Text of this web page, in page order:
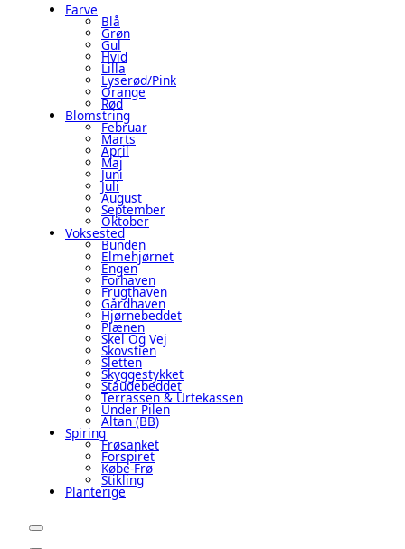
Farve
Blå
Grøn
Gul
Hvid
Lilla
Lyserød/pink
Orange
Rød
Blomstring
Februar
Marts
April
Maj
Juni
Juli
August
September
Oktober
Voksested
Bunden
Elmehjørnet
Engen
Forhaven
Frugthaven
Gårdhaven
Hjørnebeddet
Plænen
Skel Og Vej
Skovstien
Sletten
Skyggestykket
Staudebeddet
Terrassen & Urtekassen
Under Pilen
Altan (BB)
Spiring
Frøsanket
Forspiret
Købe-Frø
Stikling
Planterige